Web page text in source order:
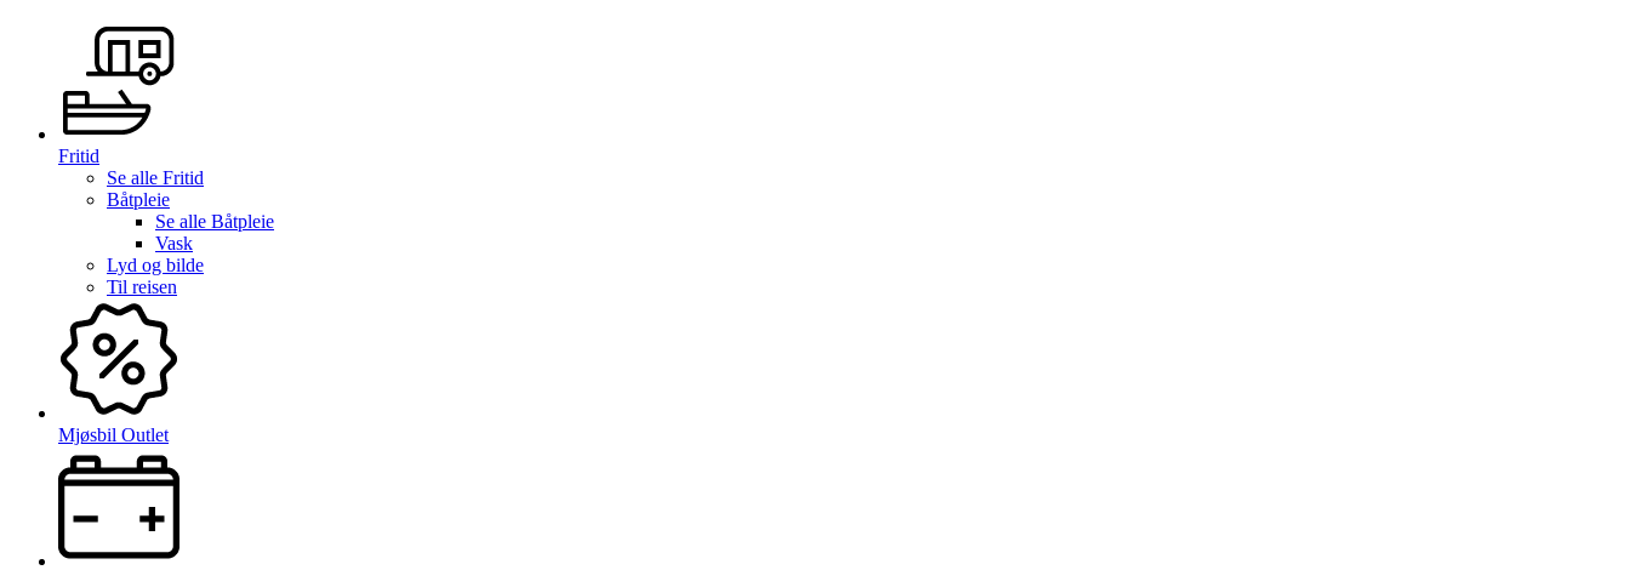
Fritid
Se alle Fritid
Båtpleie
Se alle Båtpleie
Vask
Lyd og bilde
Til reisen
Mjøsbil Outlet